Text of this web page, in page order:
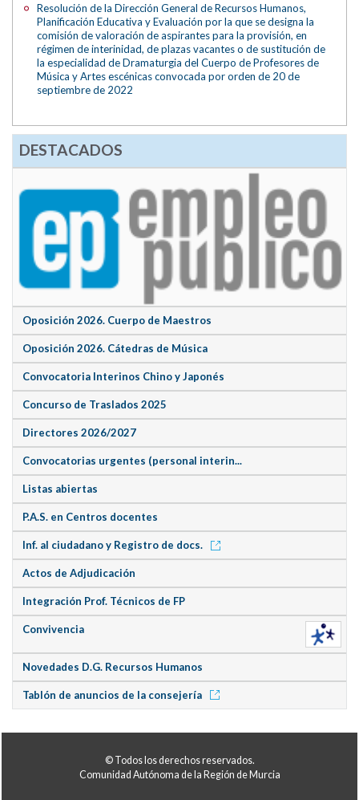
Resolución de la Dirección General de Recursos Humanos,
Planificación Educativa y Evaluación por la que se designa la
comisión de valoración de aspirantes para la provisión, en
régimen de interinidad, de plazas vacantes o de sustitución de
la especialidad de Dramaturgia del Cuerpo de Profesores de
Música y Artes escénicas convocada por orden de 20 de
septiembre de 2022
DESTACADOS
Oposición 2026. Cuerpo de Maestros
Oposición 2026. Cátedras de Música
Convocatoria Interinos Chino y Japonés
Concurso de Traslados 2025
Directores 2026/2027
Convocatorias urgentes (personal interin...
Listas abiertas
P.A.S. en Centros docentes
Inf. al ciudadano y Registro de docs.
Actos de Adjudicación
Integración Prof. Técnicos de FP
Convivencia
Novedades D.G. Recursos Humanos
Tablón de anuncios de la consejería
© Todos los derechos reservados.
Comunidad Autónoma de la Región de Murcia